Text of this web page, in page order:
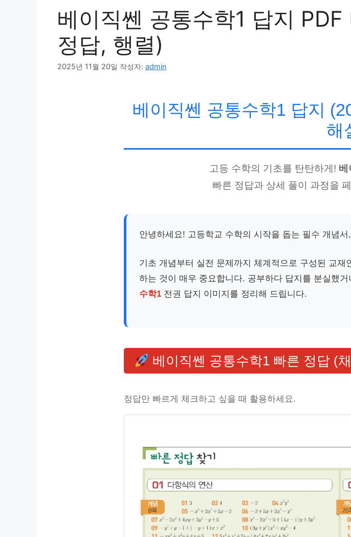
베이직쎈 공통수학1 답지
정답, 행렬)
2025년 11월 20일 작성자: admin
베이직쎈 공통수학1 답지
해
고등 수학의 기초를 탄탄하게! 베
빠른 정답과 상세 풀이 과정을
안녕하세요! 고등학교 수학의 시작을 돕는 필수 개념서,
기초 개념부터 실전 문제까지 체계적으로 구성된 교
하는 것이 매우 중요합니다. 공부하다 답지를 분실했
수학1 전권 답지 이미지를 정리해 드립니다.
베이직쎈 공통수학1 빠른 정답 (
정답만 빠르게 체크하고 싶을 때 활용하세요.